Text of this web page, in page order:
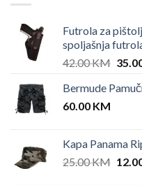
Futrola za
spoljašnja
42.00KM
was:
Bermude
60.00 KM
Kapa Panama
25.00KM